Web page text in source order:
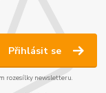
Přihlásit se
rozesílky newsletteru.